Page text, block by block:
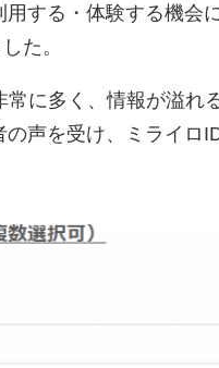
する・体験する機会
た。
に多く、情報が溢れ
声を受け、ミライロ